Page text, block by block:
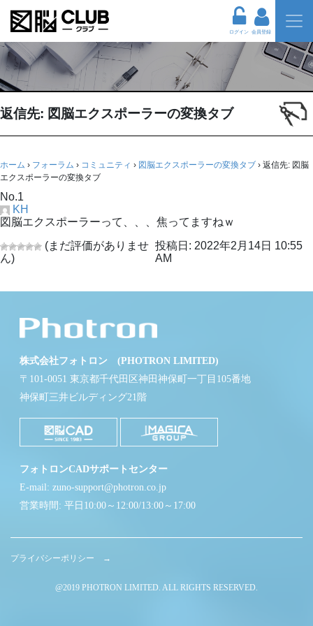
ログイン 会員登録
返信先: 図脳エクスポーラーの変換タブ
ホーム › フォーラム › コミュニティ › 図脳エクスポーラーの変換タブ › 返信先: 図脳
エクスポーラーの変換タブ
No.1
KH
図脳エクスポーラーって、、、焦ってますねｗ
(まだ評価がありませ
ん)
投稿日: 2022年2月14日 10:55
AM
株式会社フォトロン (PHOTRON LIMITED)
〒101-0051 東京都千代田区神田神保町一丁目105番地
神保町三井ビルディング21階
フォトロンCADサポートセンター
E-mail: zuno-support@photron.co.jp
営業時間: 平日10:00～12:00/13:00～17:00
プライバシーポリシー →
@2019 PHOTRON LIMITED. ALL RIGHTS RESERVED.